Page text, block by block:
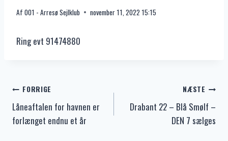
Af 001 - Arresø Sejlklub november 11, 2022 15:15
Ring evt 91474880
Indlægsnavigation
FORRIGE
Låneaftalen for havnen er
forlænget endnu et år
NÆSTE
Drabant 22 – Blå Smølf –
DEN 7 sælges